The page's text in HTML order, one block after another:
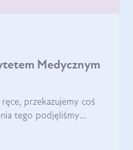
Medycznym
przekazujemy coś
tego podjęliśmy